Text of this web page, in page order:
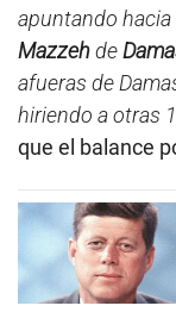
apuntando
Mazzehde
afueras de
hiriendo a otras
que el balance